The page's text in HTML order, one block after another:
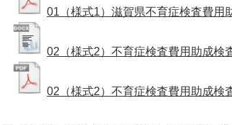
01（様式1）滋賀県不育症検査費用
02（様式2）不育症検査費用助成検
02（様式2）不育症検査費用助成検